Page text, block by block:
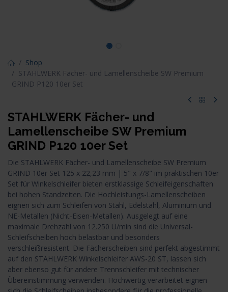
Shop
STAHLWERK Fächer- und Lamellenscheibe SW Premium
GRIND P120 10er Set
STAHLWERK Fächer- und
Lamellenscheibe SW Premium
GRIND P120 10er Set
Die STAHLWERK Fächer- und Lamellenscheibe SW Premium
GRIND 10er Set 125 x 22,23 mm | 5" x 7/8" im praktischen 10er
Set für Winkelschleifer bieten erstklassige Schleifeigenschaften
bei hohen Standzeiten. Die Hochleistungs-Lamellenscheiben
eignen sich zum Schleifen von Stahl, Edelstahl, Aluminium und
NE-Metallen (Nicht-Eisen-Metallen). Ausgelegt auf eine
maximale Drehzahl von 12.250 U/min sind die Universal-
Schleifscheiben hoch belastbar und besonders
verschleißresistent. Die Fächerscheiben sind perfekt abgestimmt
auf den STAHLWERK Winkelschleifer AWS-20 ST, lassen sich
aber ebenso gut für andere Trennschleifer mit technischer
Übereinstimmung verwenden. Hochwertig verarbeitet eignen